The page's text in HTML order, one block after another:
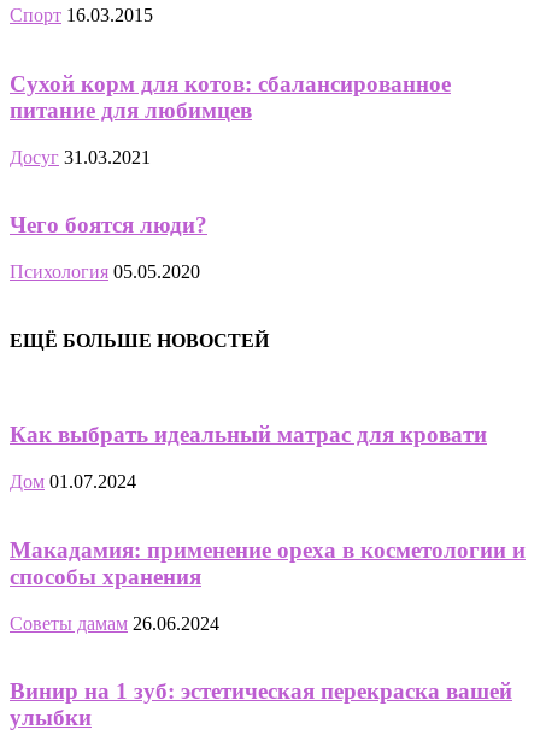
Спорт 16.03.2015
Сухой корм для котов: сбалансированное
питание для любимцев
Досуг 31.03.2021
Чего боятся люди?
Психология 05.05.2020
ЕЩЁ БОЛЬШЕ НОВОСТЕЙ
Как выбрать идеальный матрас для кровати
Дом 01.07.2024
Макадамия: применение ореха в косметологии и
способы хранения
Советы дамам 26.06.2024
Винир на 1 зуб: эстетическая перекраска вашей
улыбки